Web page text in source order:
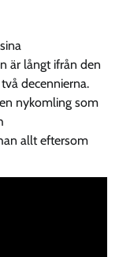
är långt ifrån den
decennierna.
nykomling som
allt eftersom